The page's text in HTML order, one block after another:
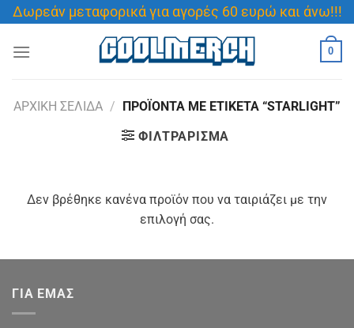
Μετάβαση
στο
περιεχόμενο
Δωρεάν μεταφορικά για αγορές 60 ευρώ και άνω!!!
0
ΑΡΧΙΚΉ ΣΕΛΊΔΑ / ΠΡΟΪΌΝΤΑ ΜΕ ΕΤΙΚΈΤΑ “STARLIGHT”
ΦΙΛΤΡΆΡΙΣΜΑ
Δεν βρέθηκε κανένα προϊόν που να ταιριάζει με την
επιλογή σας.
ΓΙΑ ΕΜΑΣ